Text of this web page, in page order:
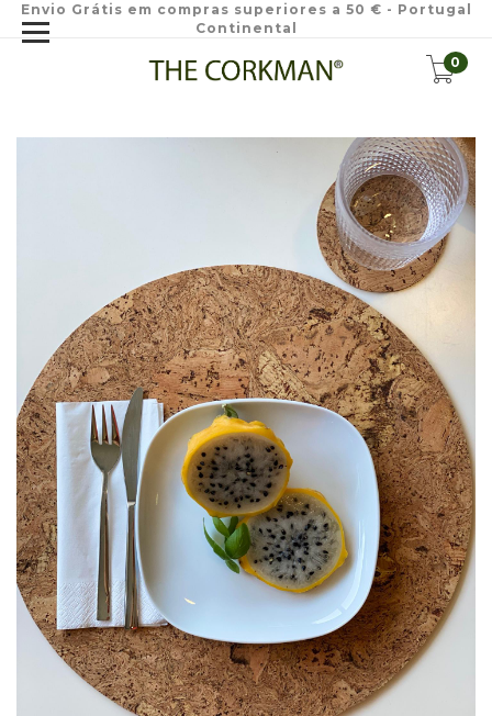
Envio Grátis em compras superiores a 50 € - Portugal
Continental
0